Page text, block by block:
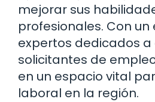
mejorar sus
profesionales. Con un
expertos dedicados a
solicitantes de
en un espacio vital
laboral en la región.